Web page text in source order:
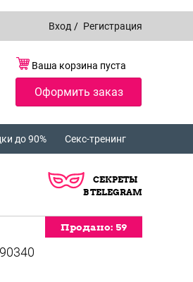
Вход / Регистрация
Ваша корзина пуста
Оформить заказ
до 90% Секс-тренинг
СЕКРЕТЫ
В TELEGRAM
Продано: 59